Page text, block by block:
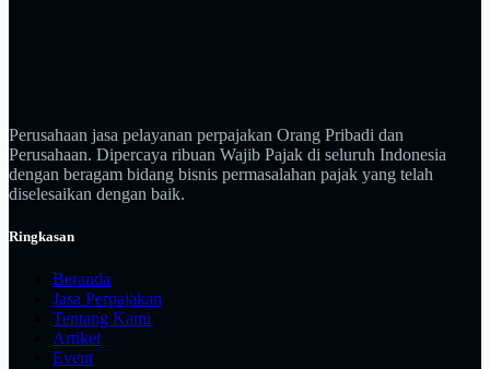
Perusahaan jasa pelayanan perpajakan Orang Pribadi dan
Perusahaan. Dipercaya ribuan Wajib Pajak di seluruh Indonesia
dengan beragam bidang bisnis permasalahan pajak yang telah
diselesaikan dengan baik.
Ringkasan
Beranda
Jasa Perpajakan
Tentang Kami
Artikel
Event